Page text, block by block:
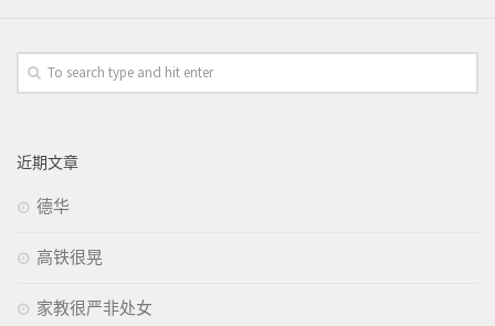
近期文章
德华
高铁很晃
家教很严非处女